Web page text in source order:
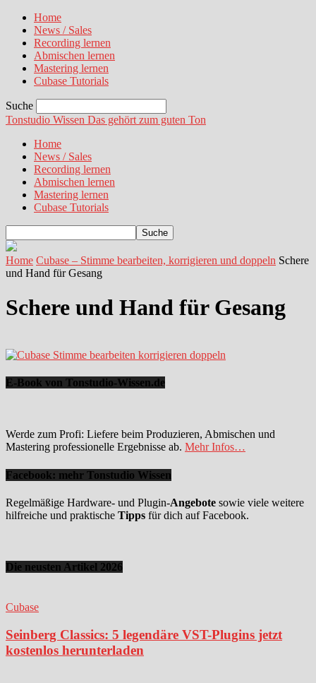
Home
News / Sales
Recording lernen
Abmischen lernen
Mastering lernen
Cubase Tutorials
Suche
Tonstudio Wissen Das gehört zum guten Ton
Home
News / Sales
Recording lernen
Abmischen lernen
Mastering lernen
Cubase Tutorials
Home Cubase – Stimme bearbeiten, korrigieren und doppeln Schere
und Hand für Gesang
Schere und Hand für Gesang
E-Book von Tonstudio-Wissen.de
Werde zum Profi: Liefere beim Produzieren, Abmischen und
Mastering professionelle Ergebnisse ab. Mehr Infos…
Facebook: mehr Tonstudio Wissen
Regelmäßige Hardware- und Plugin-Angebote sowie viele weitere
hilfreiche und praktische Tipps für dich auf Facebook.
Die neusten Artikel 2026
Cubase
Seinberg Classics: 5 legendäre VST-Plugins jetzt
kostenlos herunterladen